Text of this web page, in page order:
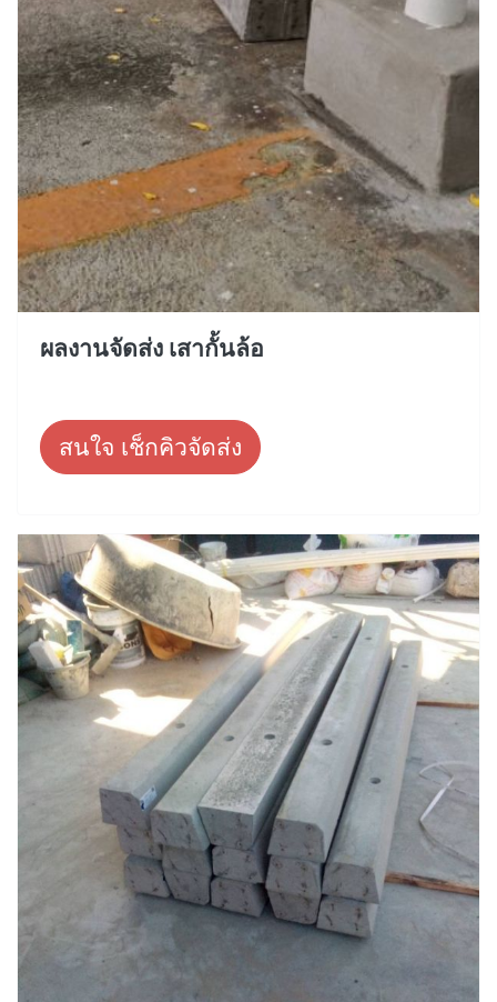
ผลงานจัดส่ง เสากั้นล้อ
สนใจ เช็กคิวจัดส่ง